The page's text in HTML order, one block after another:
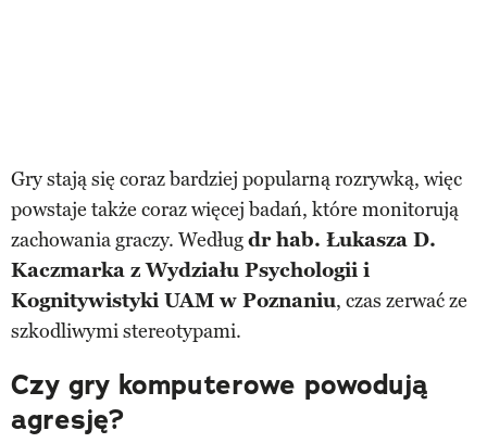
Gry stają się coraz bardziej popularną rozrywką, więc
powstaje także coraz więcej badań, które monitorują
zachowania graczy. Wedługdr hab. Łukasza D.
Kaczmarka z Wydziału Psychologii i
Kognitywistyki UAM w Poznaniu, czas zerwać ze
szkodliwymi stereotypami.
Czy gry komputerowe powodują
agresję?